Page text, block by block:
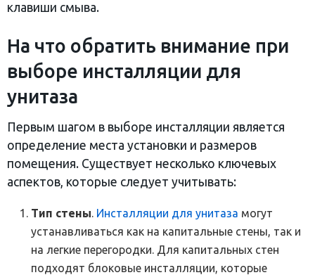
клавиши смыва.
На что обратить внимание при
выборе инсталляции для
унитаза
Первым шагом в выборе инсталляции является
определение места установки и размеров
помещения. Существует несколько ключевых
аспектов, которые следует учитывать:
Тип стены. Инсталляции для унитаза могут
устанавливаться как на капитальные стены, так и
на легкие перегородки. Для капитальных стен
подходят блоковые инсталляции, которые